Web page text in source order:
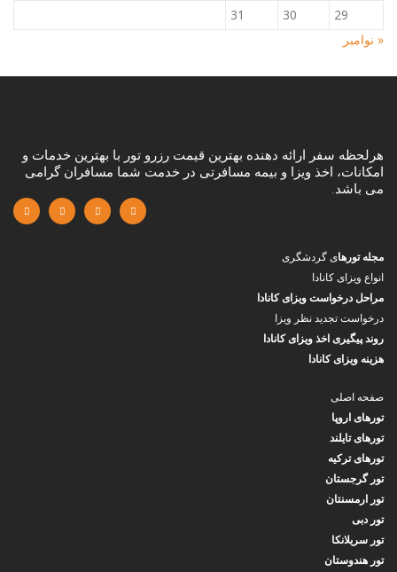
29
30
31
« نوامبر
هرلحظه سفر ارائه دهنده بهترین قیمت رزرو تور با بهترین خدمات و
امکانات، اخذ ویزا و بیمه مسافرتی در خدمت شما مسافران گرامی
می باشد.
مجله تورهای گردشگری
انواع ویزای کانادا
مراحل درخواست ویزای کانادا
درخواست تجدید نظر ویزا
روند پیگیری اخذ ویزای کانادا
هزینه ویزای کانادا
صفحه اصلی
تورهای اروپا
تورهای تایلند
تورهای ترکیه
تور گرجستان
تور ارمسنتان
تور دبی
تور سریلانکا
تور هندوستان